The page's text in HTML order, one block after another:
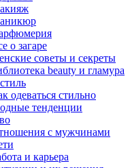
о загаре
советы и секреты
beauty и гламура
одеваться стильно
тенденции
с мужчинами
и карьера